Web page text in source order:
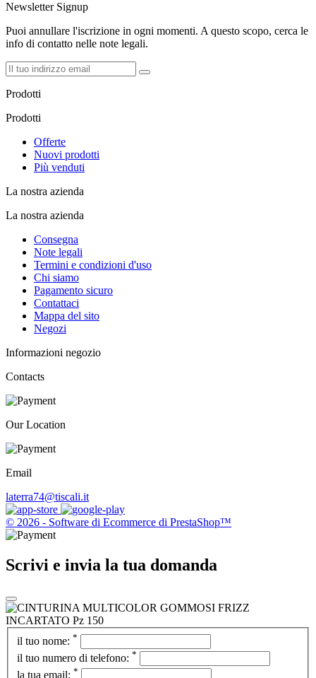
Newsletter Signup
Puoi annullare l'iscrizione in ogni momenti. A questo scopo, cerca le
info di contatto nelle note legali.
Prodotti
Prodotti
Offerte
Nuovi prodotti
Più venduti
La nostra azienda
La nostra azienda
Consegna
Note legali
Termini e condizioni d'uso
Chi siamo
Pagamento sicuro
Contattaci
Mappa del sito
Negozi
Informazioni negozio
Contacts
Our Location
Email
laterra74@tiscali.it
© 2026 - Software di Ecommerce di PrestaShop™
Scrivi e invia la tua domanda
il tuo nome: *
il tuo numero di telefono: *
la tua email: *